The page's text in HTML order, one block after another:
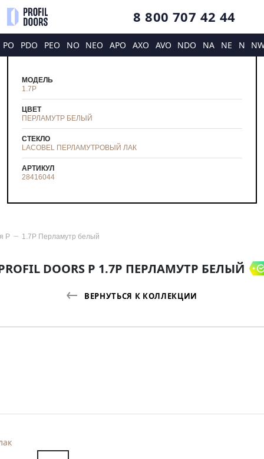
8 800 707 42 44
PO PDO PEO NO NEO APO AXO AVO NDO NA NE N
МОДЕЛЬ
1.7P
ЦВЕТ
ПЕРЛАМУТР БЕЛЫЙ
СТЕКЛО
LACOBEL ПЕРЛАМУТРОВЫЙ ЛАК
АРТИКУЛ
28416044
P 1.7P Перламутр белый
DOORS P 1.7P ПЕРЛАМУТР БЕЛЫЙ
ВЕРНУТЬСЯ К КОЛЛЕКЦИИ